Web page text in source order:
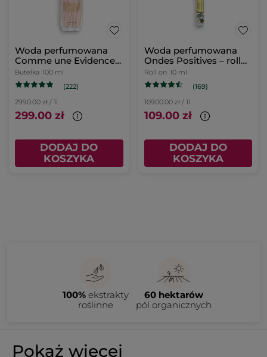
Woda perfumowana
Comme une Evidence
100 ml: Edycja
Limitowana 2025
Butelka 100 ml
(222)
2990.00 zł / 1l
299.00 zł
DODAJ DO
KOSZYKA
Woda perfumowana
Ondes Positives – roll
on 10 ml
Roll on 10 ml
(169)
10900.00 zł / 1l
109.00 zł
DODAJ DO
KOSZYKA
100% ekstrakty
roślinne
60 hektarów
pól organicznych
Pokaż więcej